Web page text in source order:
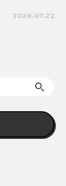
2026.07.22